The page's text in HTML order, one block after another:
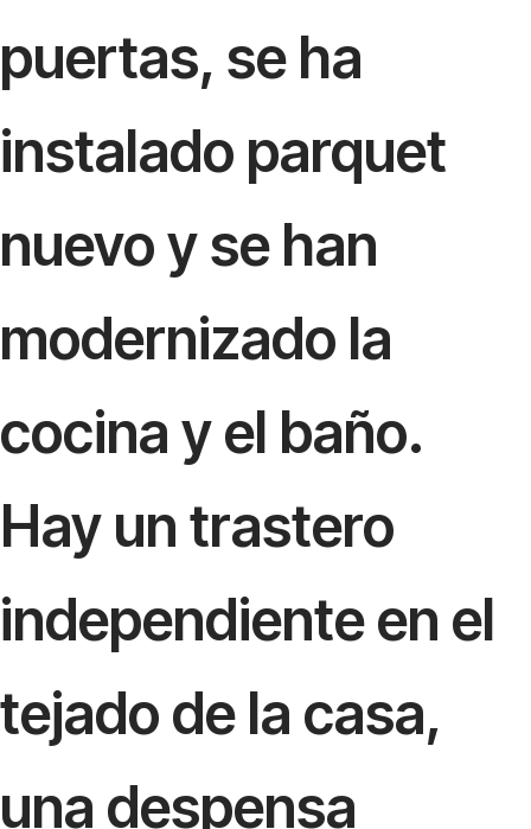
puertas, se ha
instalado parquet
nuevo y se han
modernizado la
cocina y el baño.
Hay un trastero
independiente en el
tejado de la casa,
una despensa